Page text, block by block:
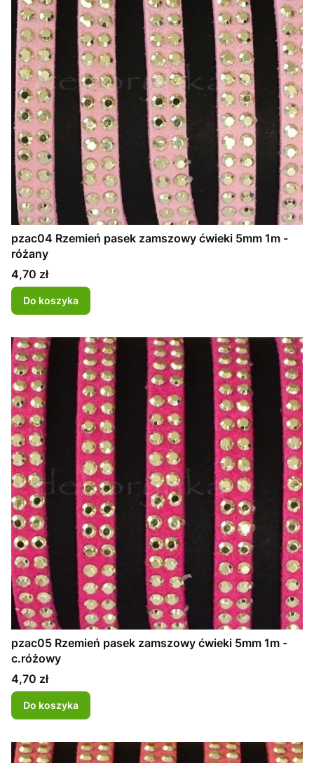
pzac04 Rzemień pasek zamszowy ćwieki 5mm 1m -
różany
Cena
4,70 zł
Do koszyka
pzac05 Rzemień pasek zamszowy ćwieki 5mm 1m -
c.różowy
Cena
4,70 zł
Do koszyka